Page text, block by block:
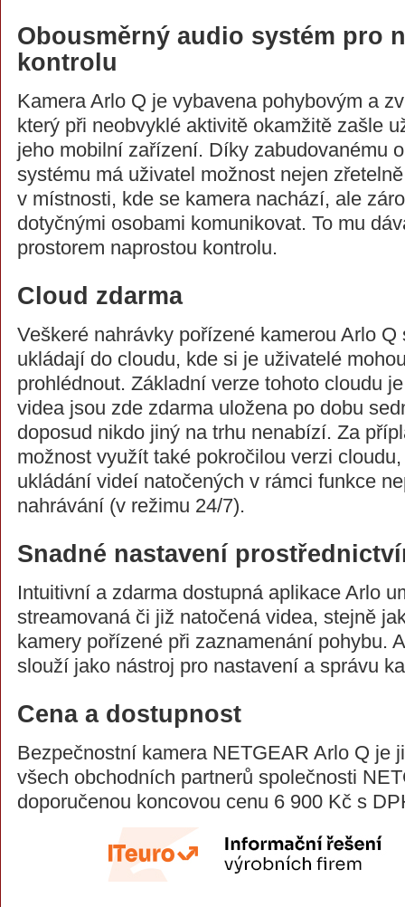
Obousměrný audio systém pro
kontrolu
Kamera Arlo Q je vybavena pohybovým a
který při neobvyklé aktivitě okamžitě zašle
jeho mobilní zařízení. Díky zabudovanému
systému má uživatel možnost nejen
v místnosti, kde se kamera nachází, ale
dotyčnými osobami komunikovat. To mu
prostorem naprostou kontrolu.
Cloud zdarma
Veškeré nahrávky pořízené kamerou Arlo Q
ukládají do cloudu, kde si je uživatelé
prohlédnout. Základní verze tohoto cloudu
videa jsou zde zdarma uložena po dobu
doposud nikdo jiný na trhu nenabízí. Za
možnost využít také pokročilou verzi
ukládání videí natočených v rámci funkce
nahrávání (v režimu 24/7).
Snadné nastavení
Intuitivní a zdarma dostupná aplikace Arlo
streamovaná či již natočená videa, stejně
kamery pořízené při zaznamenání pohybu.
slouží jako nástroj pro nastavení a správu
Cena a dostupnost
Bezpečnostní kamera NETGEAR Arlo Q je
všech obchodních partnerů společnosti
doporučenou koncovou cenu 6 900 Kč s